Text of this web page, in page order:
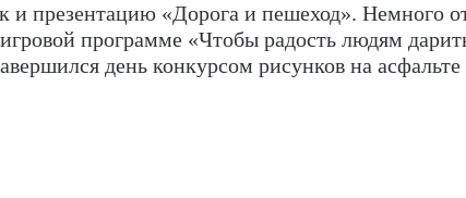
и презентацию «Дорога и пешеход». Немного
программе «Чтобы радость людям
день конкурсом рисунков на